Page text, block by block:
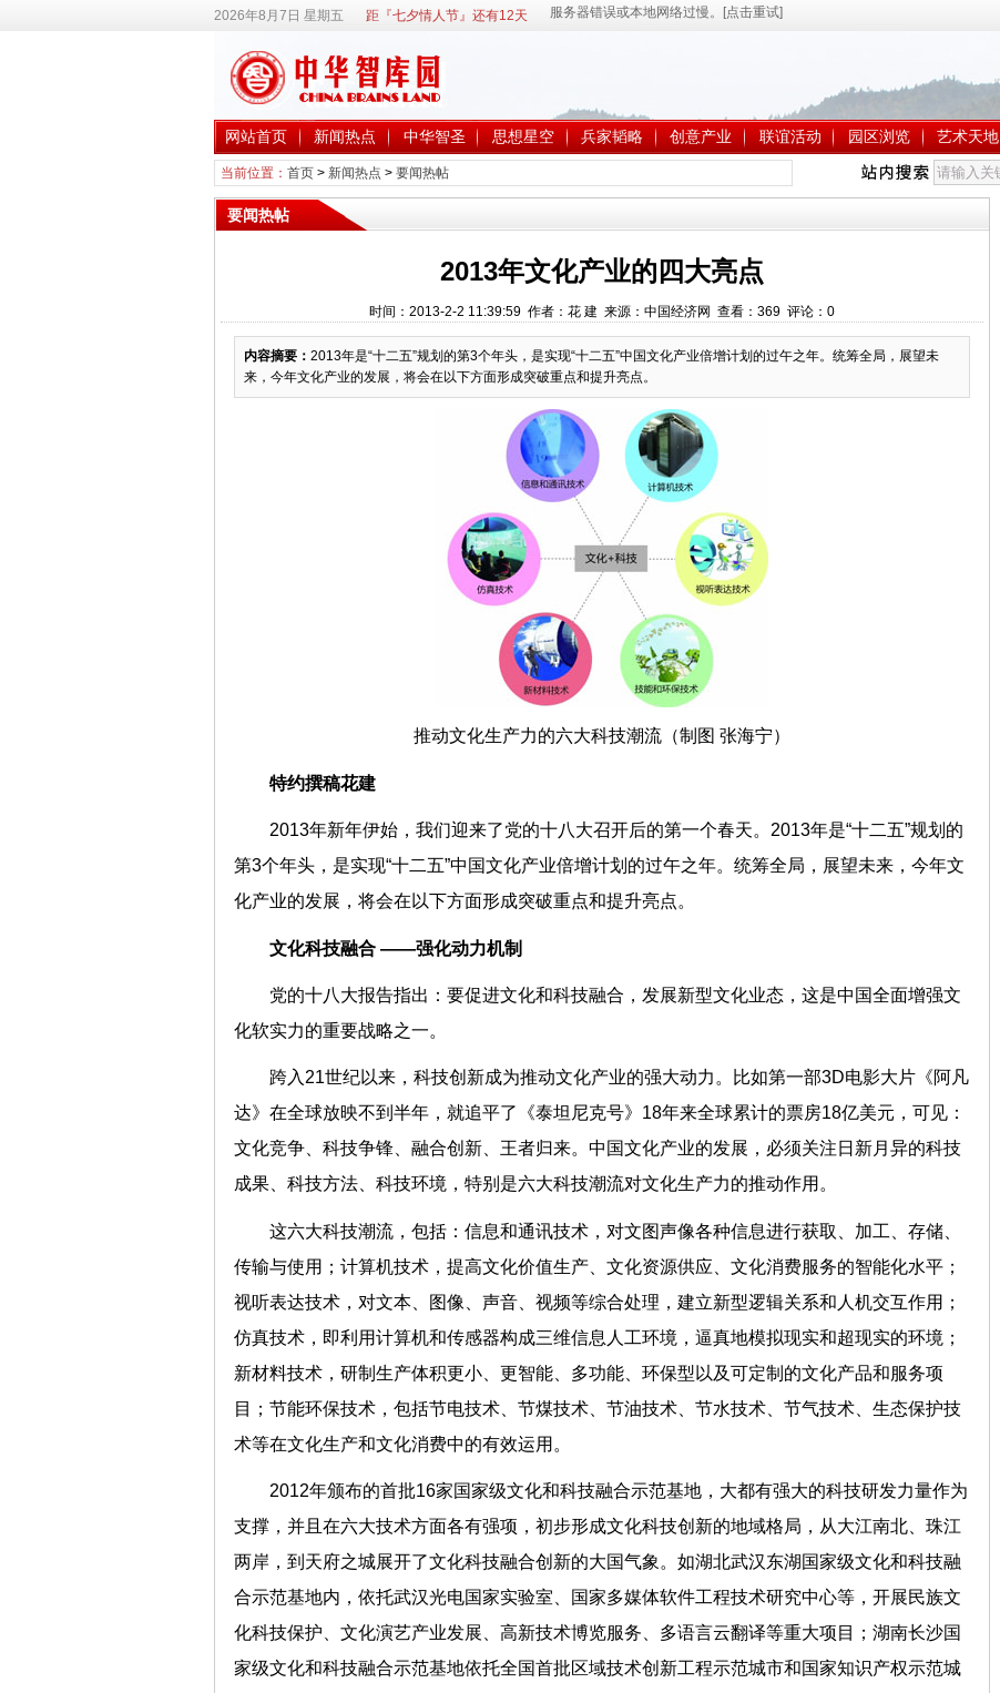
2026年8月7日 星期五 距『七夕情人节』还有12天
网站首页 新闻热点 中华智圣 思想星空 兵家韬略 创意产业 联谊活动 园区浏览 艺术天地
当前位置： 首页> 新闻热点 > 要闻热帖
要闻热帖
2013年文化产业的四大亮点
时间：2013-2-2 11:39:59 作者：花 建 来源：中国经济网 查看： 369评论： 0
内容摘要： 2013年是“十二五”规划的第3个年头，是实现“十二五”中国文化产业倍增计划的过午之年。统筹全局，展望未
来，今年文化产业的发展，将会在以下方面形成突破重点和提升亮点。
推动文化生产力的六大科技潮流（制图 张海宁）
特约撰稿花建
2013年新年伊始，我们迎来了党的十八大召开后的第一个春天。2013年是“十二五”规划的
第3个年头，是实现“十二五”中国文化产业倍增计划的过午之年。统筹全局，展望未来，今年文
化产业的发展，将会在以下方面形成突破重点和提升亮点。
文化科技融合 ——强化动力机制
党的十八大报告指出：要促进文化和科技融合，发展新型文化业态，这是中国全面增强文
化软实力的重要战略之一。
跨入21世纪以来，科技创新成为推动文化产业的强大动力。比如第一部3D电影大片《阿凡
达》在全球放映不到半年，就追平了《泰坦尼克号》18年来全球累计的票房18亿美元，可见：
文化竞争、科技争锋、融合创新、王者归来。中国文化产业的发展，必须关注日新月异的科技
成果、科技方法、科技环境，特别是六大科技潮流对文化生产力的推动作用。
这六大科技潮流，包括：信息和通讯技术，对文图声像各种信息进行获取、加工、存储、
传输与使用；计算机技术，提高文化价值生产、文化资源供应、文化消费服务的智能化水平；
视听表达技术，对文本、图像、声音、视频等综合处理，建立新型逻辑关系和人机交互作用；
仿真技术，即利用计算机和传感器构成三维信息人工环境，逼真地模拟现实和超现实的环境；
新材料技术，研制生产体积更小、更智能、多功能、环保型以及可定制的文化产品和服务项
目；节能环保技术，包括节电技术、节煤技术、节油技术、节水技术、节气技术、生态保护技
术等在文化生产和文化消费中的有效运用。
2012年颁布的首批16家国家级文化和科技融合示范基地，大都有强大的科技研发力量作为
支撑，并且在六大技术方面各有强项，初步形成文化科技创新的地域格局，从大江南北、珠江
两岸，到天府之城展开了文化科技融合创新的大国气象。如湖北武汉东湖国家级文化和科技融
合示范基地内，依托武汉光电国家实验室、国家多媒体软件工程技术研究中心等，开展民族文
化科技保护、文化演艺产业发展、高新技术博览服务、多语言云翻译等重大项目；湖南长沙国
家级文化和科技融合示范基地依托全国首批区域技术创新工程示范城市和国家知识产权示范城